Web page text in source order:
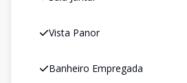
Vista Panor
Banheiro Empregada